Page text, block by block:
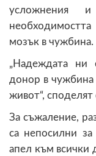
усложнения
мозък в чужбина.
„Надеждата ни
донор в чужбина
живот“,
За съжаление,
са непосилни за
апел към всички